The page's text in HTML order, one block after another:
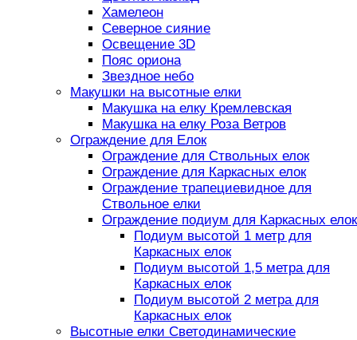
Хамелеон
Северное сияние
Освещение 3D
Пояс ориона
Звездное небо
Макушки на высотные елки
Макушка на елку Кремлевская
Макушка на елку Роза Ветров
Ограждение для Елок
Ограждение для Ствольных елок
Ограждение для Каркасных елок
Ограждение трапециевидное для
Ствольное елки
Ограждение подиум для Каркасных елок
Подиум высотой 1 метр для
Каркасных елок
Подиум высотой 1,5 метра для
Каркасных елок
Подиум высотой 2 метра для
Каркасных елок
Высотные елки Светодинамические